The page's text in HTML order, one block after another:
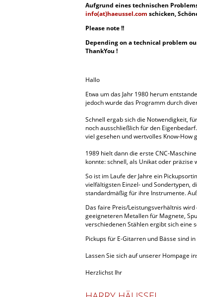
Aufgrund eines technischen
info(at)haeussel.com schicken,
Please note !!
Depending on a technical problem
ThankYou !
Hallo
Etwa um das Jahr 1980 herum
jedoch wurde das Programm durch
Schnell ergab sich die Notwendigkeit,
noch ausschließlich für den
viel gesehen und wertvolles Know-How
1989 hielt dann die erste CNC-
konnte: schnell, als Unikat oder
So ist im Laufe der Jahre ein
vielfältigsten Einzel- und Sondertypen,
standardmäßig für ihre Instrumente.
Das faire Preis/Leistungsverhältnis
geeigneteren Metallen für Magnete,
verschiedenen Stählen ergibt sich eine
Pickups für E-Gitarren und Bässe sind
Lassen Sie sich auf unserer Hompage
Herzlichst Ihr